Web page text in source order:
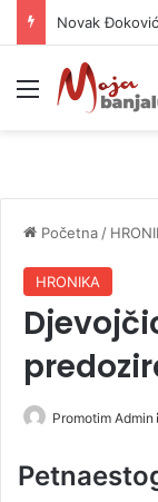
Novak
Meni
Početna /
HRONIKA
Promotim Admin